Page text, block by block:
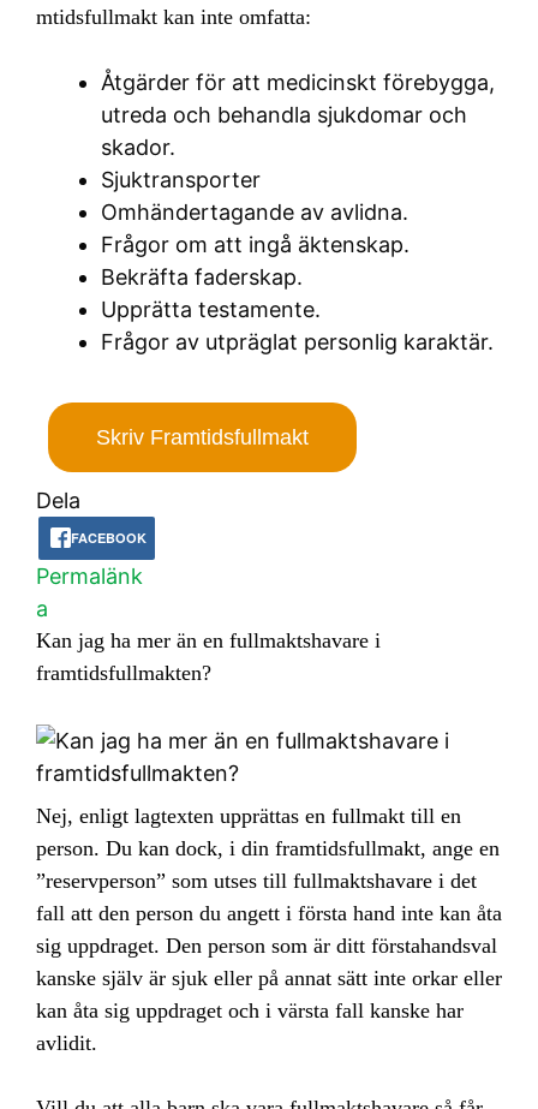
mtidsfullmakt kan inte omfatta:
Åtgärder för att medicinskt förebygga,
utreda och behandla sjukdomar och
skador.
Sjuktransporter
Omhändertagande av avlidna.
Frågor om att ingå äktenskap.
Bekräfta faderskap.
Upprätta testamente.
Frågor av utpräglat personlig karaktär.
Skriv Framtidsfullmakt
Dela
FACEBOOK
Permalänk
a
Kan jag ha mer än en fullmaktshavare i
framtidsfullmakten?
Nej, enligt lagtexten upprättas en fullmakt till en
person. Du kan dock, i din framtidsfullmakt, ange en
”reservperson” som utses till fullmaktshavare i det
fall att den person du angett i första hand inte kan åta
sig uppdraget. Den person som är ditt förstahandsval
kanske själv är sjuk eller på annat sätt inte orkar eller
kan åta sig uppdraget och i värsta fall kanske har
avlidit.